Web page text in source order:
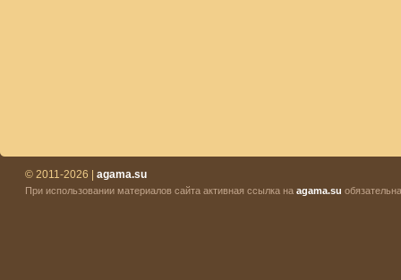
© 2011-2026 | agama.su
При использовании материалов сайта активная ссылка на agama.su